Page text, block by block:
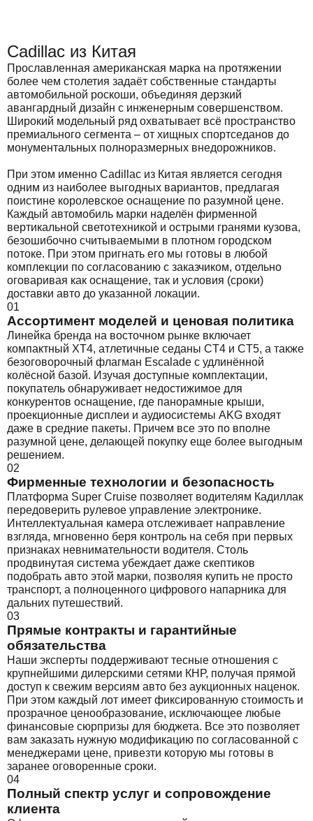
Cadillac из Китая
Прославленная американская марка на протяжении
более чем столетия задаёт собственные стандарты
автомобильной роскоши, объединяя дерзкий
авангардный дизайн с инженерным совершенством.
Широкий модельный ряд охватывает всё пространство
премиального сегмента – от хищных спортседанов до
монументальных полноразмерных внедорожников.
При этом именно Cadillac из Китая является сегодня
одним из наиболее выгодных вариантов, предлагая
поистине королевское оснащение по разумной цене.
Каждый автомобиль марки наделён фирменной
вертикальной светотехникой и острыми гранями кузова,
безошибочно считываемыми в плотном городском
потоке. При этом пригнать его мы готовы в любой
комплекции по согласованию с заказчиком, отдельно
оговаривая как оснащение, так и условия (сроки)
доставки авто до указанной локации.
01
Ассортимент моделей и ценовая политика
Линейка бренда на восточном рынке включает
компактный XT4, атлетичные седаны CT4 и CT5, а также
безоговорочный флагман Escalade с удлинённой
колёсной базой. Изучая доступные комплектации,
покупатель обнаруживает недостижимое для
конкурентов оснащение, где панорамные крыши,
проекционные дисплеи и аудиосистемы AKG входят
даже в средние пакеты. Причем все это по вполне
разумной цене, делающей покупку еще более выгодным
решением.
02
Фирменные технологии и безопасность
Платформа Super Cruise позволяет водителям Кадиллак
передоверить рулевое управление электронике.
Интеллектуальная камера отслеживает направление
взгляда, мгновенно беря контроль на себя при первых
признаках невнимательности водителя. Столь
продвинутая система убеждает даже скептиков
подобрать авто этой марки, позволяя купить не просто
транспорт, а полноценного цифрового напарника для
дальних путешествий.
03
Прямые контракты и гарантийные
обязательства
Наши эксперты поддерживают тесные отношения с
крупнейшими дилерскими сетями КНР, получая прямой
доступ к свежим версиям авто без аукционных наценок.
При этом каждый лот имеет фиксированную стоимость и
прозрачное ценообразование, исключающее любые
финансовые сюрпризы для бюджета. Все это позволяет
вам заказать нужную модификацию по согласованной с
менеджерами цене, привезти которую мы готовы в
заранее оговоренные сроки.
04
Полный спектр услуг и сопровождение
клиента